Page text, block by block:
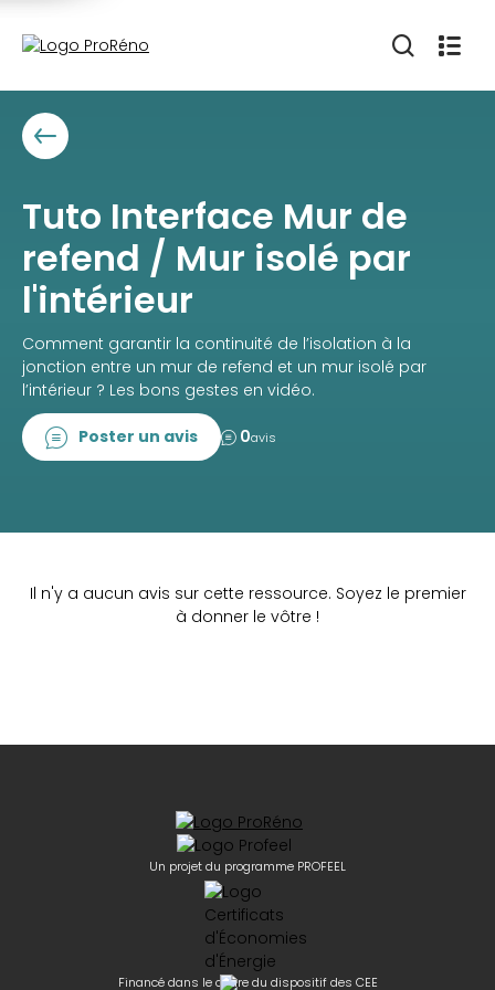
Tuto Interface Mur de
refend / Mur isolé par
l'intérieur
Comment garantir la continuité de l’isolation à la
jonction entre un mur de refend et un mur isolé par
l’intérieur ? Les bons gestes en vidéo.
Poster un avis 0avis
Il n'y a aucun avis sur cette ressource. Soyez le premier
à donner le vôtre !
Un projet du programme PROFEEL
Financé dans le cadre du dispositif des CEE